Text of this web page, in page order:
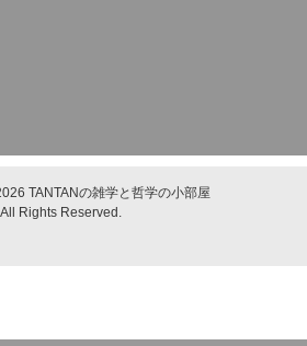
TANTANの雑学と哲学の小部屋
All Rights Reserved.